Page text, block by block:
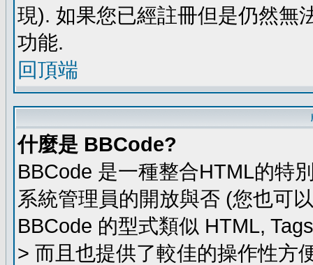
現). 如果您已經註冊但是仍然無
功能.
回頂端
什麼是 BBCode?
BBCode 是一種整合HTML的特
系統管理員的開放與否 (您也可
BBCode 的型式類似 HTML,
> 而且也提供了較佳的操作性方